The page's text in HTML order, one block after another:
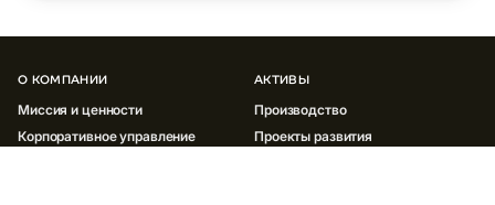
О КОМПАНИИ
Миссия и ценности
Корпоративное управление
АКТИВЫ
Производство
Проекты развития